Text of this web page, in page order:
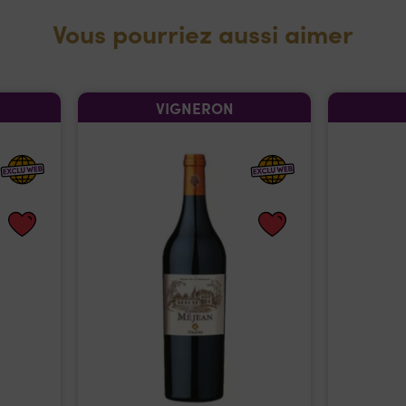
Vous pourriez aussi aimer
VIGNERON